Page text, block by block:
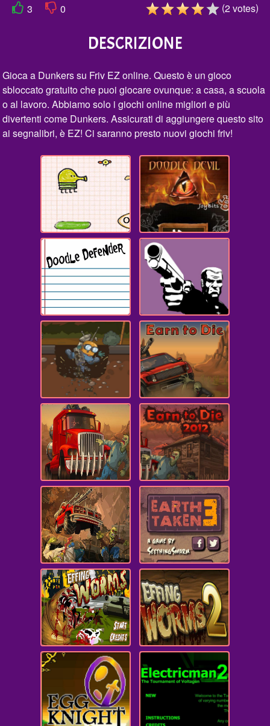
3 0 (2votes)
DESCRIZIONE
Gioca a Dunkers su Friv EZ online. Questo è un gioco
sbloccato gratuito che puoi giocare ovunque: a casa, a scuola
o al lavoro. Abbiamo solo i giochi online migliori e più
divertenti come Dunkers. Assicurati di aggiungere questo sito
ai segnalibri, è EZ! Ci saranno presto nuovi giochi friv!